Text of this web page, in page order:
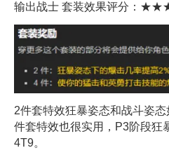
输出战士 套装效果评分：
2件套特效狂暴姿态和战斗姿
件套特效也很实用，P3阶段狂
4T9。